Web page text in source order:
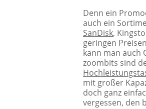
Denn ein
auch ein
SanDisk,
geringen
kann man auch
zoombits sind
mit großer
doch ganz
vergessen, den